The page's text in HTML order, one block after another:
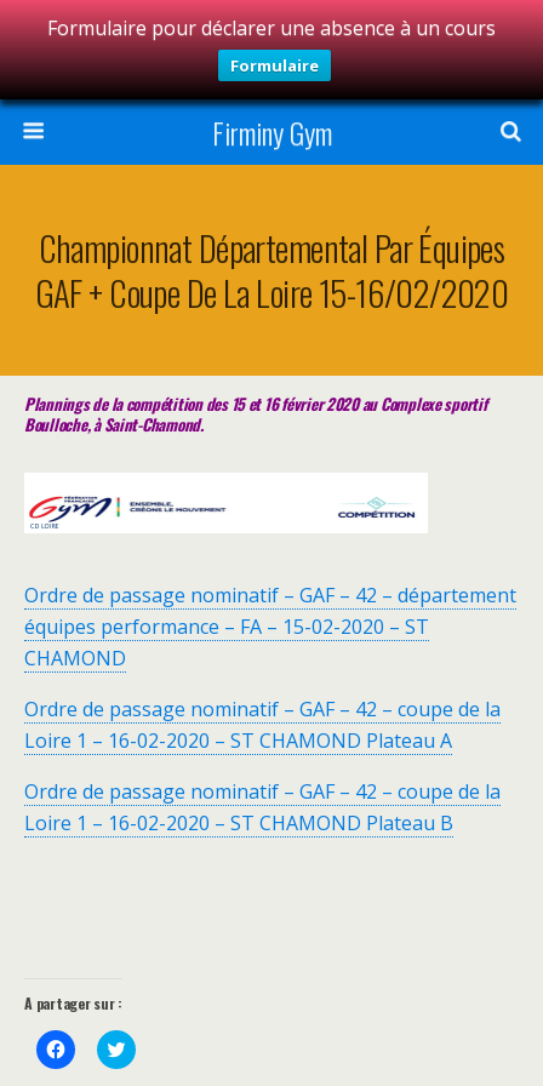
Formulaire pour déclarer une absence à un cours
Formulaire
Firminy Gym
Championnat Départemental Par Équipes
GAF + Coupe De La Loire 15-16/02/2020
Plannings de la compétition des 15 et 16 février 2020 au Complexe sportif
Boulloche, à Saint-Chamond.
Ordre de passage nominatif – GAF – 42 – département
équipes performance – FA – 15-02-2020 – ST
CHAMOND
Ordre de passage nominatif – GAF – 42 – coupe de la
Loire 1 – 16-02-2020 – ST CHAMOND Plateau A
Ordre de passage nominatif – GAF – 42 – coupe de la
Loire 1 – 16-02-2020 – ST CHAMOND Plateau B
A partager sur :
C
l
C
l